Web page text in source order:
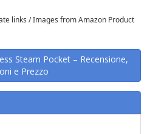
links / Images from Amazon Product
Steam Pocket – Recensione,
e Prezzo